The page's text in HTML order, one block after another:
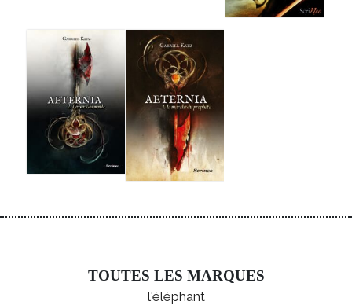
TOUTES LES MARQUES
l'éléphant